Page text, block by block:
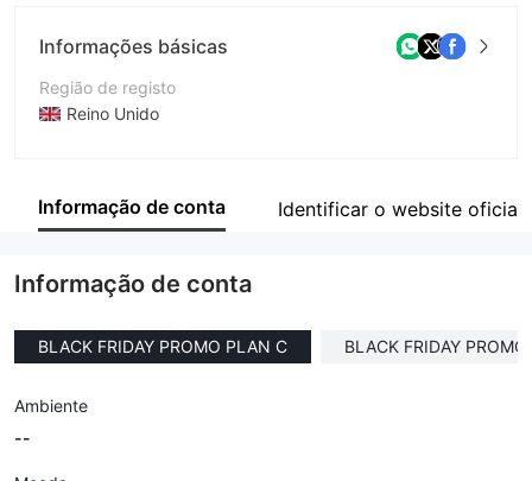
Informações básicas
Região de registo
Reino Unido
Empresa
Informação de conta Identificar o website oficial
Informação de conta
BLACK FRIDAY PROMO PLAN C BLACK FRIDAY
Ambiente
--